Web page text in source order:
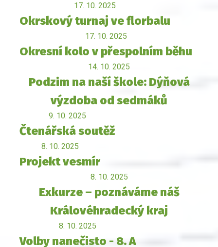
17. 10. 2025
Okrskový turnaj ve florbalu
17. 10. 2025
Okresní kolo v přespolním běhu
14. 10. 2025
Podzim na naší škole: Dýňová
výzdoba od sedmáků
9. 10. 2025
Čtenářská soutěž
8. 10. 2025
Projekt vesmír
8. 10. 2025
Exkurze – poznáváme náš
Královéhradecký kraj
8. 10. 2025
Volby nanečisto - 8. A